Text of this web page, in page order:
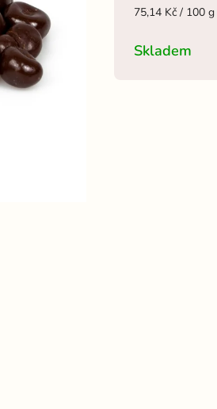
75,14 Kč / 100 g
Skladem